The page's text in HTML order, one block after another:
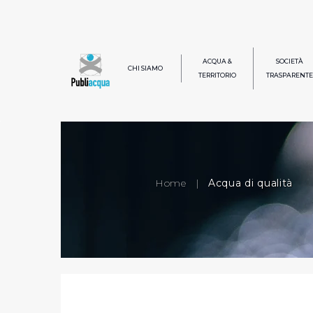
CHI SIAMO
ACQUA &
TERRITORIO
SOCIETÀ
TRASPARENTE
Home | Acqua di qualità